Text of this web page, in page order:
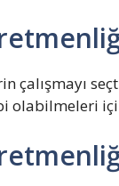
çalışmayı
olabilmeleri